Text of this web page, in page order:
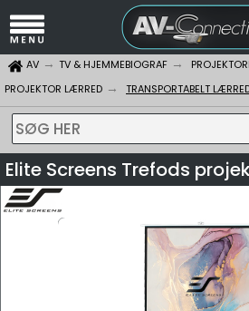
AV TV & HJEMMEBIOGRAF
PROJEKTOR LÆRRED
TRANSPORTABELT
SØG HER
Elite Screens Trefods